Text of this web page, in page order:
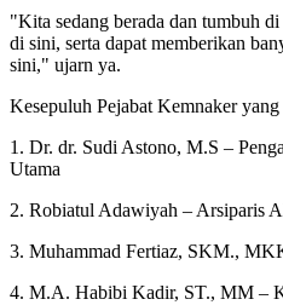
"Kita sedang berada dan tumbuh
di sini, serta dapat memberikan
sini," ujarn ya.
Kesepuluh Pejabat Kemnaker
1. Dr. dr. Sudi Astono, M.S –
Utama
2. Robiatul Adawiyah – Arsiparis
3. Muhammad Fertiaz, SKM.,
4. M.A. Habibi Kadir, ST., MM –